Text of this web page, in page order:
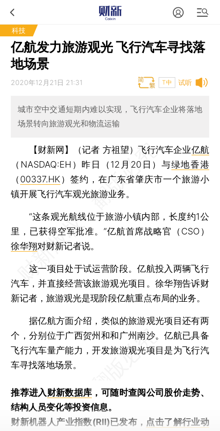
科技
亿航发力旅游观光 飞行汽车寻找落
地场景
试听
2020年12月21日 21:31 T中
城市空中交通短期内难以实现，飞行汽车企业将落地
场景转向旅游观光和物流运输
【财新网】（记者 方祖望） 飞行汽车企业亿航
（NASDAQ:EH）昨日（12月20日）与绿地香港
（ 00337.HK ）签约，在广东省肇庆市一个旅游小
镇开展飞行汽车观光旅游业务。
“这条观光航线位于旅游小镇内部，长度约1公
里，已获得空军批准。”亿航首席战略官（CSO）
徐华翔对财新记者说。
这一项目处于试运营阶段。亿航投入两辆飞行
汽车，并直接经营该旅游观光项目。徐华翔告诉财
新记者，旅游观光是现阶段亿航重点布局的业务。
据亿航方面介绍，类似的旅游观光项目还有两
个，分别位于广西贺州和和广州南沙。亿航已具备
飞行汽车量产能力，开发旅游观光项目是为飞行汽
车寻找落地场景。
推荐进入财新数据库 ，可随时查阅公司股价走势、
结构人员变化等投资信息。
财新机器人产业指数(RII)已发布， 点击了解行业动